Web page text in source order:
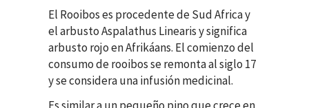
El Rooibos es procedente de Sud Africa y
el arbusto Aspalathus Linearis y significa
arbusto rojo en Afrikáans. El comienzo del
consumo de rooibos se remonta al siglo 17
y se considera una infusión medicinal.